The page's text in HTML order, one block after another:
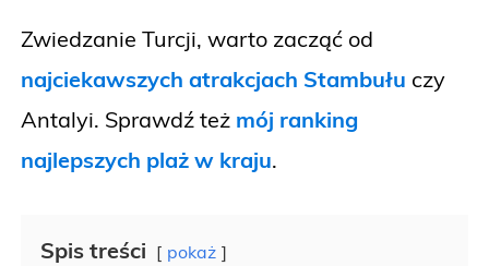
Zwiedzanie Turcji, warto zacząć od
najciekawszych atrakcjach Stambułu czy
Antalyi. Sprawdź też mój ranking
najlepszych plaż w kraju.
Spis treści pokaż